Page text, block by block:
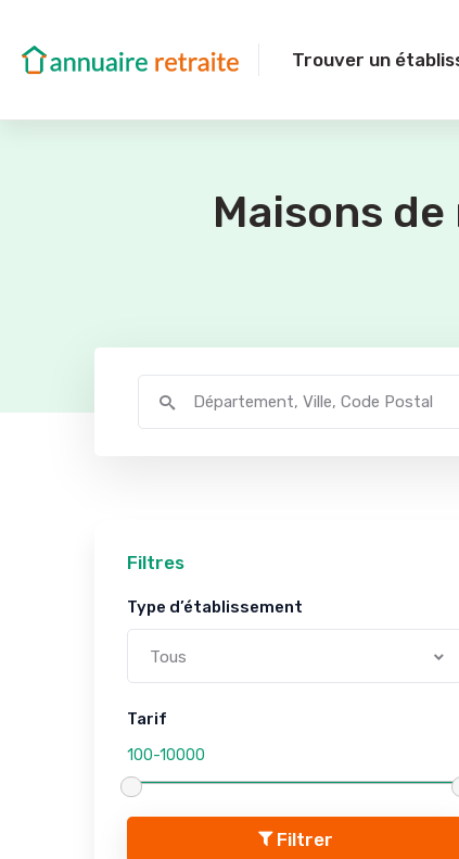
Trouver un
Maisons
Filtres
Type d’établissement
Tous
Tarif
Filtrer